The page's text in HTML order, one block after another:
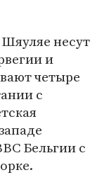
несут
и
четыре
с
Бельгии с